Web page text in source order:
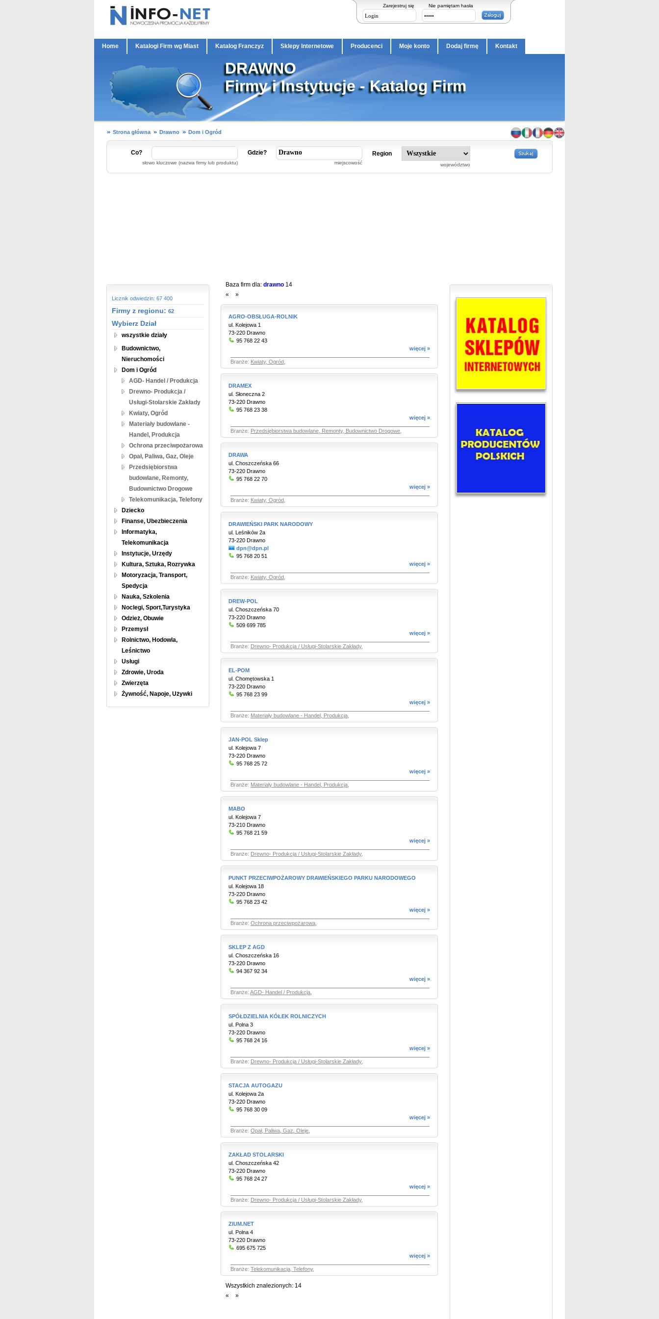
Zarejestruj się Nie pamiętam hasła
Home Katalogi Firm wg Miast Katalog Franczyz Sklepy Internetowe Producenci Moje konto Dodaj firmę Kontakt
DRAWNO
Firmy i Instytucje - Katalog Firm
Strona główna Drawno Dom i Ogród
Co?
słowo kluczowe (nazwa firmy lub produktu)
Gdzie?
miejscowość
Region
województwo
Licznik odwiedzin: 67 400
Firmy z regionu: 62
Wybierz Dział
wszystkie działy
Budownictwo,
Nieruchomości
Dom i Ogród
AGD- Handel / Produkcja
Drewno- Produkcja /
Usługi-Stolarskie Zakłady
Kwiaty, Ogród
Materiały budowlane -
Handel, Produkcja
Ochrona przeciwpożarowa
Opał, Paliwa, Gaz, Oleje
Przedsiębiorstwa
budowlane, Remonty,
Budownictwo Drogowe
Telekomunikacja, Telefony
Dziecko
Finanse, Ubezbieczenia
Informatyka,
Telekomunikacja
Instytucje, Urzędy
Kultura, Sztuka, Rozrywka
Motoryzacja, Transport,
Spedycja
Nauka, Szkolenia
Noclegi, Sport,Turystyka
Odzież, Obuwie
Przemysł
Rolnictwo, Hodowla,
Leśnictwo
Usługi
Zdrowie, Uroda
Zwierzęta
Żywność, Napoje, Używki
Baza firm dla: drawno 14
«
»
AGRO-OBSŁUGA-ROLNIK
ul. Kolejowa 1
73-220 Drawno
95 768 22 43
więcej »
Branże: Kwiaty, Ogród
DRAMEX
ul. Słoneczna 2
73-220 Drawno
95 768 23 38
więcej »
Branże: Przedsiębiorstwa budowlane, Remonty, Budownictwo Drogowe
DRAWA
ul. Choszczeńska 66
73-220 Drawno
95 768 22 70
więcej »
Branże: Kwiaty, Ogród
DRAWIEŃSKI PARK NARODOWY
ul. Leśników 2a
73-220 Drawno
dpn@dpn.pl
95 768 20 51
więcej »
Branże: Kwiaty, Ogród
DREW-POL
ul. Choszczeńska 70
73-220 Drawno
509 699 785
więcej »
Branże: Drewno- Produkcja / Usługi-Stolarskie Zakłady,
EL-POM
ul. Chomętowska 1
73-220 Drawno
95 768 23 99
więcej »
Branże: Materiały budowlane - Handel, Produkcja
JAN-POL Sklep
ul. Kolejowa 7
73-220 Drawno
95 768 25 72
więcej »
Branże: Materiały budowlane - Handel, Produkcja
MABO
ul. Kolejowa 7
73-210 Drawno
95 768 21 59
więcej »
Branże: Drewno- Produkcja / Usługi-Stolarskie Zakłady,
PUNKT PRZECIWPOŻAROWY DRAWIEŃSKIEGO PARKU NARODOWEGO
ul. Kolejowa 18
73-220 Drawno
95 768 23 42
więcej »
Branże: Ochrona przeciwpożarowa
SKLEP Z AGD
ul. Choszczeńska 16
73-220 Drawno
94 367 92 34
więcej »
Branże: AGD- Handel / Produkcja
SPÓŁDZIELNIA KÓŁEK ROLNICZYCH
ul. Polna 3
73-220 Drawno
95 768 24 16
więcej »
Branże: Drewno- Produkcja / Usługi-Stolarskie Zakłady,
STACJA AUTOGAZU
ul. Kolejowa 2a
73-220 Drawno
95 768 30 09
więcej »
Branże: Opał, Paliwa, Gaz, Oleje
ZAKŁAD STOLARSKI
ul. Choszczeńska 42
73-220 Drawno
95 768 24 27
więcej »
Branże: Drewno- Produkcja / Usługi-Stolarskie Zakłady,
ZIUM.NET
ul. Polna 4
73-220 Drawno
695 675 725
więcej »
Branże: Telekomunikacja, Telefony,
Wszystkich znalezionych: 14
«
»